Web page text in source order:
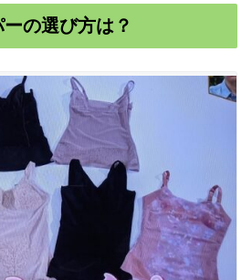
の選び方は？